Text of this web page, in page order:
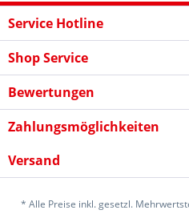
Service Hotline
Shop Service
Bewertungen
Zahlungsmöglichkeiten
Versand
* Alle Preise inkl. gesetzl.